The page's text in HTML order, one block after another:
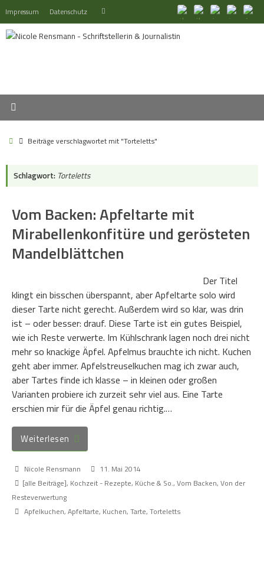
Inhalt
springen
Impressum Datenschutz Suchen
StartBeiträge verschlagwortet mit "Torteletts"
Schlagwort: Torteletts
Vom Backen: Apfeltarte mit
Mirabellenkonfitüre und gerösteten
Mandelblättchen
Der Titel
klingt ein bisschen überspannt, aber Apfeltarte solo wird
dieser Tarte nicht gerecht. Außerdem wird so klar, was drin
ist – oder besser: drauf. Diese Tarte ist ein gutes Beispiel,
wie ich Reste verwerte. Im Kühlschrank lagen noch drei nicht
mehr so knackige Äpfel. Apfelmus brauchte ich nicht. Kuchen
geht aber immer. Apfelstreuselkuchen mag ich zwar auch,
aber Tartes finde ich klasse – in kleinen oder großen
Varianten probiere ich zurzeit sehr viel aus. Eine Tarte
erschien mir für die Äpfel genau richtig.…
Weiterlesen
Nicole Rensmann
11. Mai 2014
[alle Beiträge], Kochzeit - Rezepte, Küche & So., Vom Backen, Von der
Resteverwertung
Apfelkuchen, Apfeltarte, Kuchen, Tarte, Torteletts